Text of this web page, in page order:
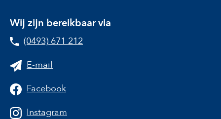
Wij zijn bereikbaar via
(0493) 671 212
E-mail
Facebook
Instagram